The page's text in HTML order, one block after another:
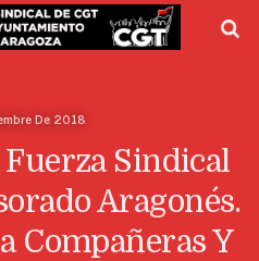
De 2018
Fuerza Sindical
Aragonés.
Compañeras Y